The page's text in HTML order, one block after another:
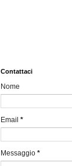
Contattaci
Nome
Email *
Messaggio *